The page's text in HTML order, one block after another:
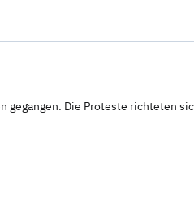
Die Proteste richteten